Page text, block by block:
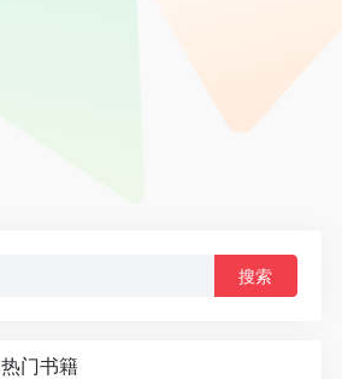
热门书籍